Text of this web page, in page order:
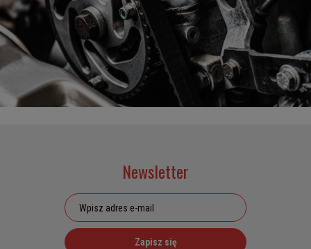
Newsletter
Zapisz się